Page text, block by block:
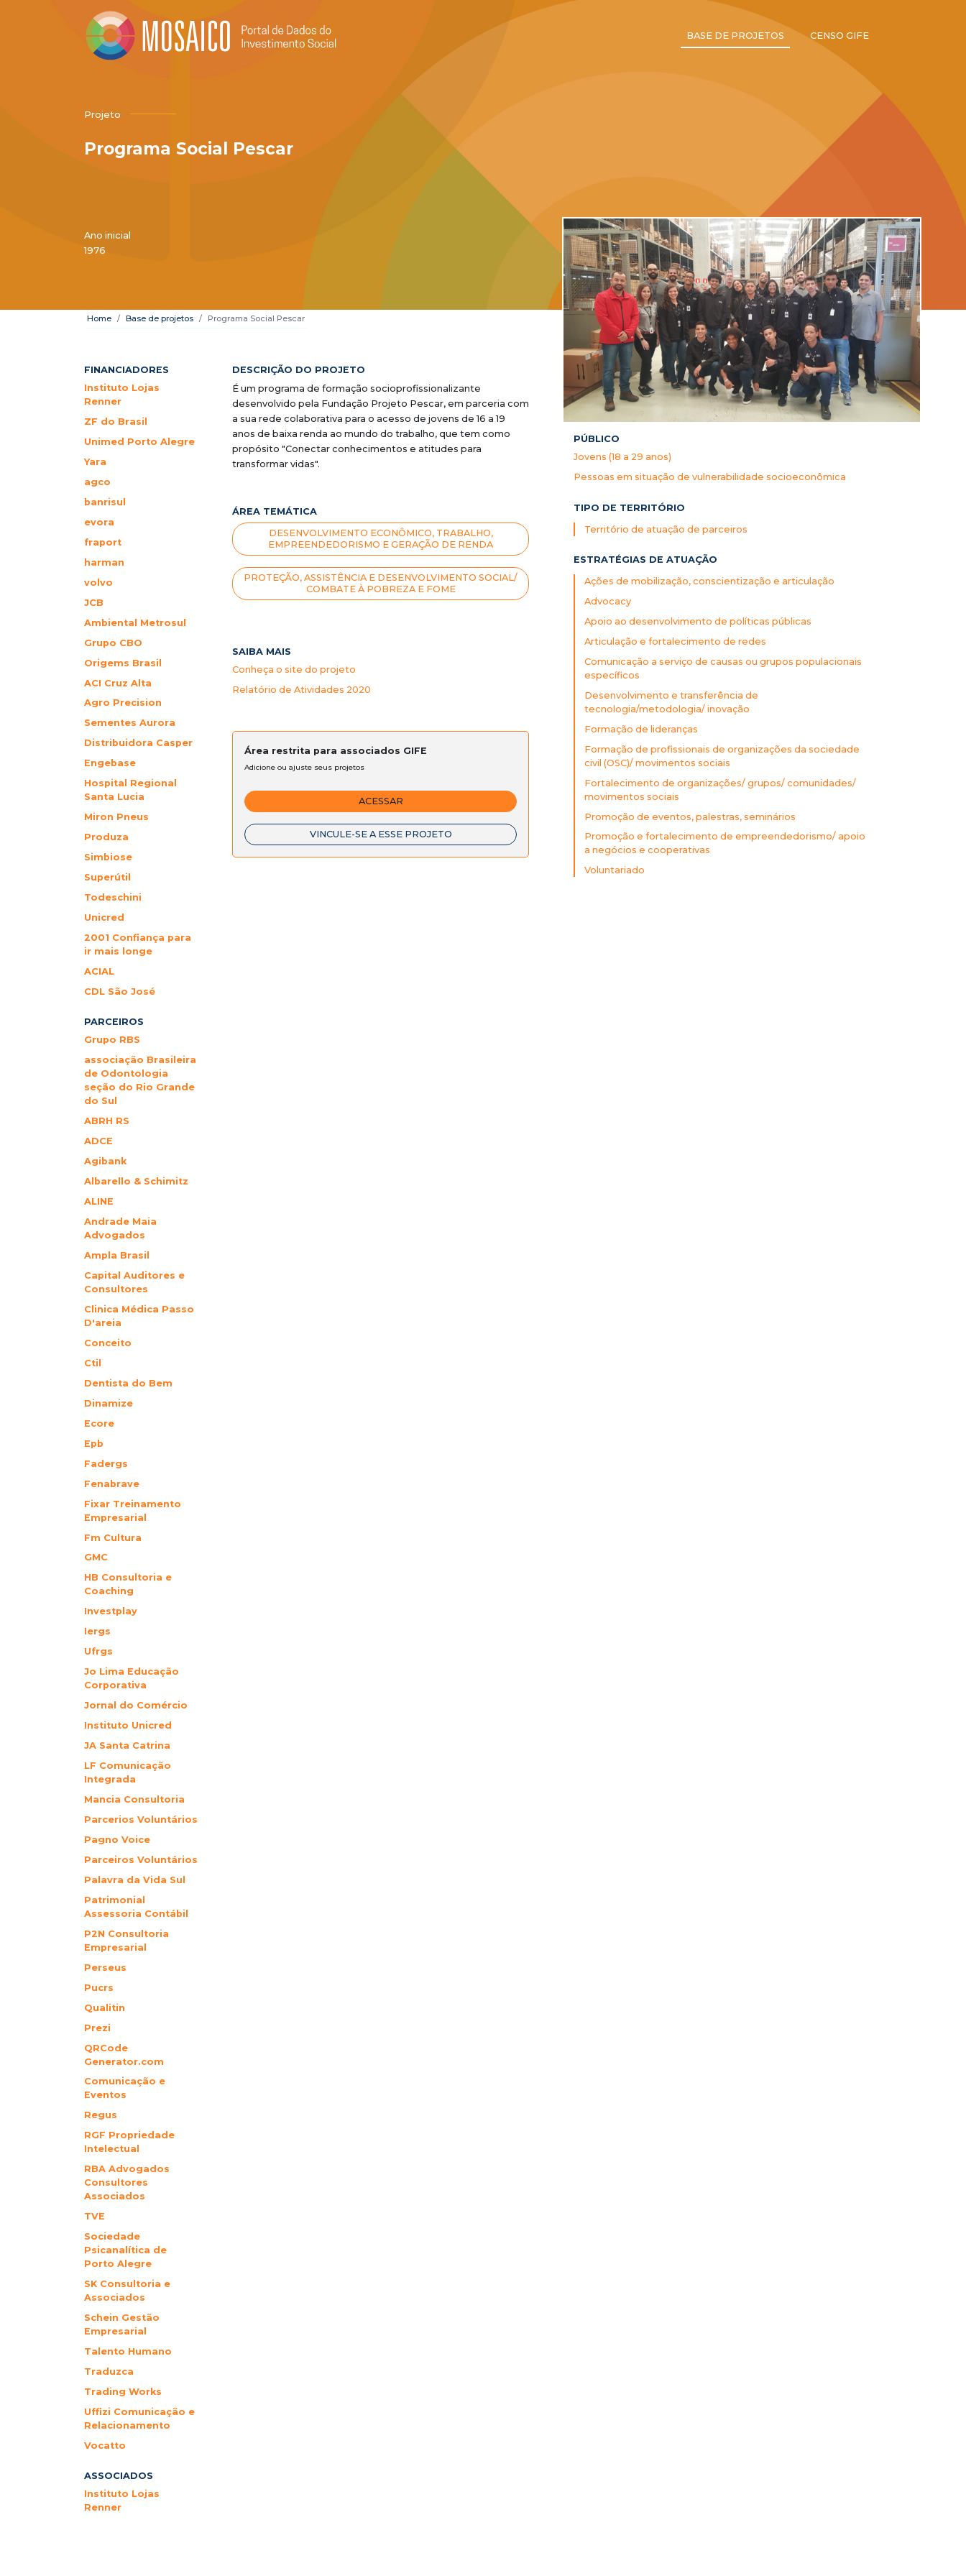
BASE DE PROJETOS CENSO GIFE
Projeto
Programa Social Pescar
Ano inicial
1976
Home Base de projetos Programa Social Pescar
FINANCIADORES
Instituto Lojas
Renner
ZF do Brasil
Unimed Porto Alegre
Yara
agco
banrisul
evora
fraport
harman
volvo
JCB
Ambiental Metrosul
Grupo CBO
Origems Brasil
ACI Cruz Alta
Agro Precision
Sementes Aurora
Distribuidora Casper
Engebase
Hospital Regional
Santa Lucia
Miron Pneus
Produza
Simbiose
Superútil
Todeschini
Unicred
2001 Confiança para
ir mais longe
ACIAL
CDL São José
PARCEIROS
Grupo RBS
associação Brasileira
de Odontologia
seção do Rio Grande
do Sul
ABRH RS
ADCE
Agibank
Albarello & Schimitz
ALINE
Andrade Maia
Advogados
Ampla Brasil
Capital Auditores e
Consultores
Clinica Médica Passo
D'areia
Conceito
Ctil
Dentista do Bem
Dinamize
Ecore
Epb
Fadergs
Fenabrave
Fixar Treinamento
Empresarial
Fm Cultura
GMC
HB Consultoria e
Coaching
Investplay
Iergs
Ufrgs
Jo Lima Educação
Corporativa
Jornal do Comércio
Instituto Unicred
JA Santa Catrina
LF Comunicação
Integrada
Mancia Consultoria
Parcerios Voluntários
Pagno Voice
Parceiros Voluntários
Palavra da Vida Sul
Patrimonial
Assessoria Contábil
P2N Consultoria
Empresarial
Perseus
Pucrs
Qualitin
Prezi
QRCode
Generator.com
Comunicação e
Eventos
Regus
RGF Propriedade
Intelectual
RBA Advogados
Consultores
Associados
TVE
Sociedade
Psicanalítica de
Porto Alegre
SK Consultoria e
Associados
Schein Gestão
Empresarial
Talento Humano
Traduzca
Trading Works
Uffizi Comunicação e
Relacionamento
Vocatto
ASSOCIADOS
Instituto Lojas
Renner
DESCRIÇÃO DO PROJETO
É um programa de formação socioprofissionalizante
desenvolvido pela Fundação Projeto Pescar, em parceria com
a sua rede colaborativa para o acesso de jovens de 16 a 19
anos de baixa renda ao mundo do trabalho, que tem como
propósito "Conectar conhecimentos e atitudes para
transformar vidas".
ÁREA TEMÁTICA
DESENVOLVIMENTO ECONÔMICO, TRABALHO,
EMPREENDEDORISMO E GERAÇÃO DE RENDA
PROTEÇÃO, ASSISTÊNCIA E DESENVOLVIMENTO SOCIAL/
COMBATE À POBREZA E FOME
SAIBA MAIS
Conheça o site do projeto
Relatório de Atividades 2020
Área restrita para associados GIFE
Adicione ou ajuste seus projetos
ACESSAR
VINCULE-SE A ESSE PROJETO
PÚBLICO
Jovens (18 a 29 anos)
Pessoas em situação de vulnerabilidade socioeconômica
TIPO DE TERRITÓRIO
Território de atuação de parceiros
ESTRATÉGIAS DE ATUAÇÃO
Ações de mobilização, conscientização e articulação
Advocacy
Apoio ao desenvolvimento de políticas públicas
Articulação e fortalecimento de redes
Comunicação a serviço de causas ou grupos populacionais
específicos
Desenvolvimento e transferência de
tecnologia/metodologia/ inovação
Formação de lideranças
Formação de profissionais de organizações da sociedade
civil (OSC)/ movimentos sociais
Fortalecimento de organizações/ grupos/ comunidades/
movimentos sociais
Promoção de eventos, palestras, seminários
Promoção e fortalecimento de empreendedorismo/ apoio
a negócios e cooperativas
Voluntariado